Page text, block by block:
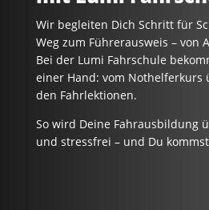
Wir begleiten Dich Schritt für
Weg zum Führerausweis – von
Bei der Lumi Fahrschule
einer Hand: vom Nothelferkurs
den Fahrlektionen.
So wird Deine Fahrausbildung
und stressfrei – und Du